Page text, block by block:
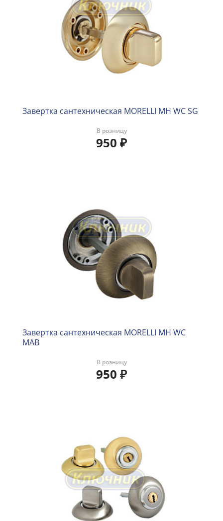
Завертка сантехническая MORELLI MH WC SG
В розницу
950 ₽
Завертка сантехническая MORELLI MH WC
MAB
В розницу
950 ₽